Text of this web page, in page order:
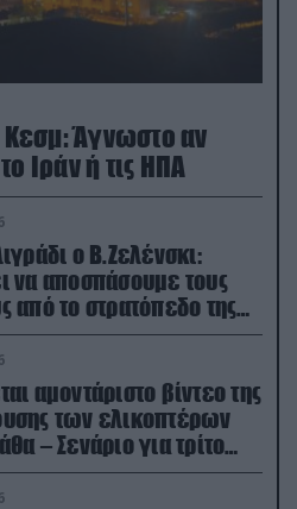
Κεσμ: Άγνωστο αν
Ιράν ή τις ΗΠΑ
ο Β.Ζελένσκι:
να αποσπάσουμε τους
από το στρατόπεδο της
αμοντάριστο βίντεο της
των ελικοπτέρων
– Σενάριο για τρίτο